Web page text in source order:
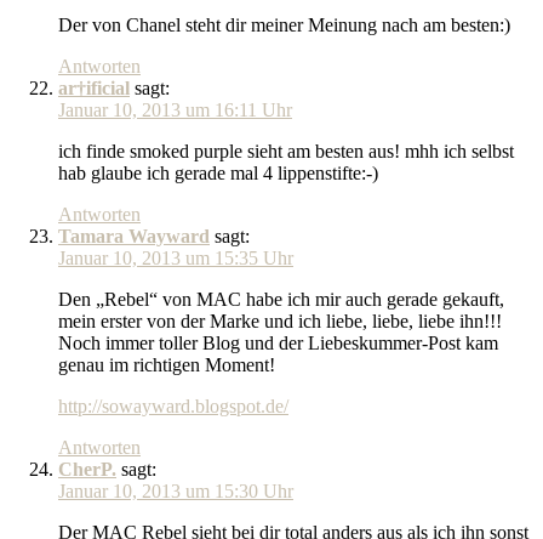
Der von Chanel steht dir meiner Meinung nach am besten:)
Antworten
ar†ificial sagt:
Januar 10, 2013 um 16:11 Uhr
ich finde smoked purple sieht am besten aus! mhh ich selbst
hab glaube ich gerade mal 4 lippenstifte:-)
Antworten
Tamara Wayward sagt:
Januar 10, 2013 um 15:35 Uhr
Den „Rebel“ von MAC habe ich mir auch gerade gekauft,
mein erster von der Marke und ich liebe, liebe, liebe ihn!!!
Noch immer toller Blog und der Liebeskummer-Post kam
genau im richtigen Moment!
http://sowayward.blogspot.de/
Antworten
CherP. sagt:
Januar 10, 2013 um 15:30 Uhr
Der MAC Rebel sieht bei dir total anders aus als ich ihn sonst